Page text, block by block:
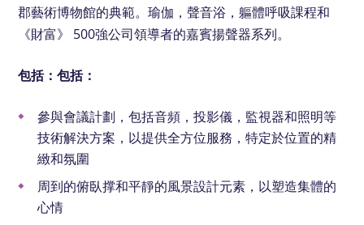
郡藝術博物館的典範。瑜伽，聲音浴，軀體呼吸課程和
《財富》 500強公司領導者的嘉賓揚聲器系列。
包括：包括：
參與會議計劃，包括音頻，投影儀，監視器和照明等
技術解決方案，以提供全方位服務，特定於位置的精
緻和氛圍
周到的俯臥撑和平靜的風景設計元素，以塑造集體的
心情